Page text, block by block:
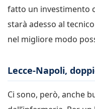
fatto un investimento
starà adesso al
nel migliore modo
Lecce-Napoli,
Ci sono, però, anche